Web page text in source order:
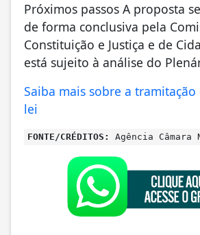
Próximos passos A proposta
de forma conclusiva pela
Constituição e Justiça e de
está sujeito à análise do
Saiba mais sobre a
lei
FONTE/CRÉDITOS: Agência